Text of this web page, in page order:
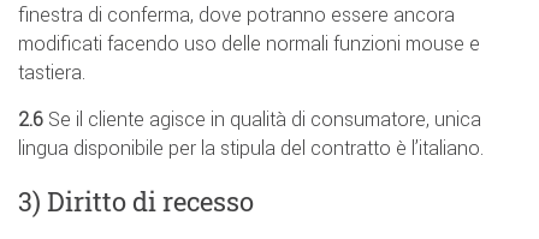
finestra di conferma, dove potranno essere ancora
modificati facendo uso delle normali funzioni mouse e
tastiera.
2.6 Se il cliente agisce in qualità di consumatore, unica
lingua disponibile per la stipula del contratto è l’italiano.
3) Diritto di recesso